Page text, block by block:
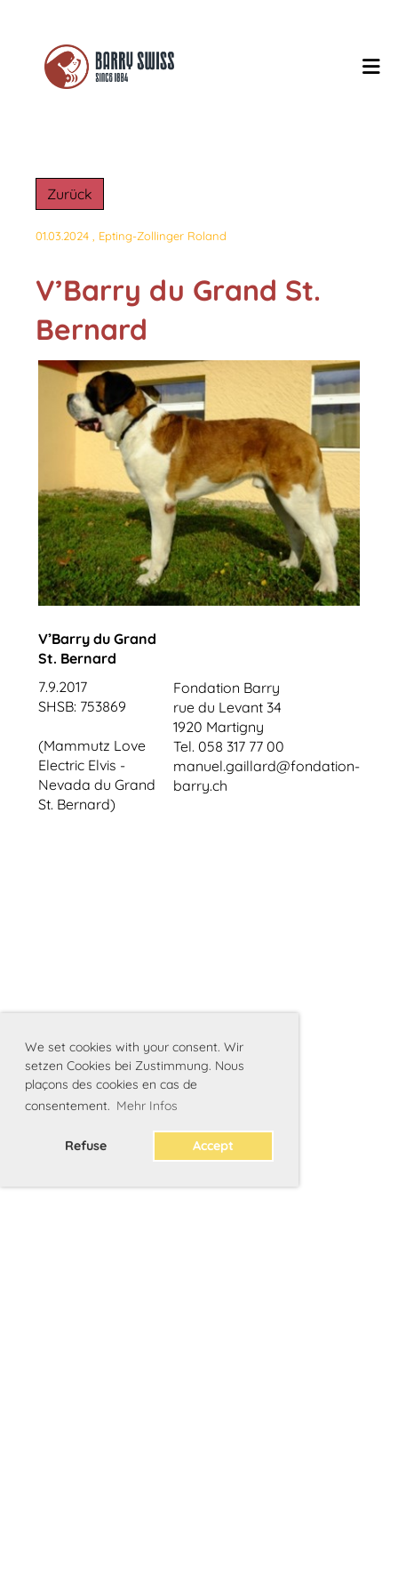
We set cookies with your consent. Wir
setzen Cookies bei Zustimmung. Nous
plaçons des cookies en cas de
consentement. Mehr Infos
Refuse Accept
Zurück
01.03.2024 , Epting-Zollinger Roland
V’Barry du Grand St.
Bernard
V’Barry du Grand
St. Bernard
7.9.2017
SHSB: 753869
(Mammutz Love
Electric Elvis -
Nevada du Grand
St. Bernard)
Fondation Barry
rue du Levant 34
1920 Martigny
Tel. 058 317 77 00
manuel.gaillard@fondation-
barry.ch